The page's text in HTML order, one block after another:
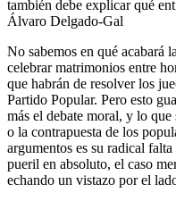
también debe explicar qué
Álvaro Delgado-Gal
No sabemos en qué acabará
celebrar matrimonios entre
que habrán de resolver los
Partido Popular. Pero esto
más el debate moral, y lo
o la contrapuesta de los
argumentos es su radical
pueril en absoluto, el caso
echando un vistazo por el